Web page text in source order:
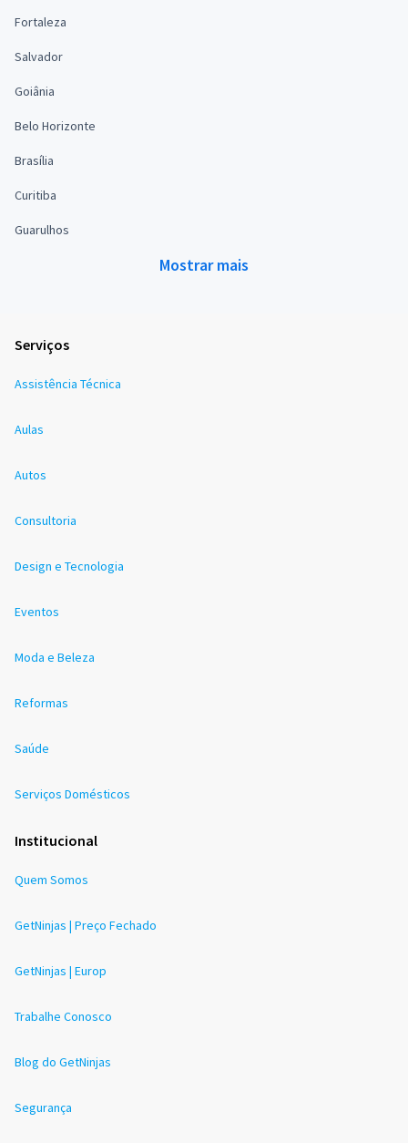
Fortaleza
Salvador
Goiânia
Belo Horizonte
Brasília
Curitiba
Guarulhos
Mostrar mais
Serviços
Assistência Técnica
Aulas
Autos
Consultoria
Design e Tecnologia
Eventos
Moda e Beleza
Reformas
Saúde
Serviços Domésticos
Institucional
Quem Somos
GetNinjas | Preço Fechado
GetNinjas | Europ
Trabalhe Conosco
Blog do GetNinjas
Segurança